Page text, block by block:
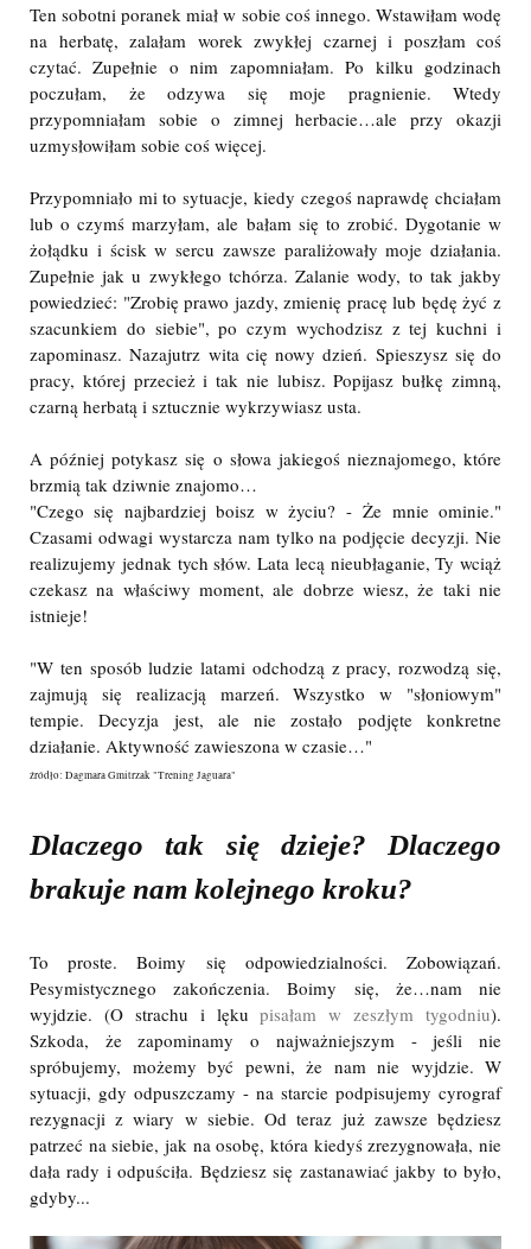
Ten sobotni poranek miał w sobie coś innego. Wstawiłam wodę
na herbatę, zalałam worek zwykłej czarnej i poszłam coś
czytać. Zupełnie o nim zapomniałam. Po kilku godzinach
poczułam, że odzywa się moje pragnienie. Wtedy
przypomniałam sobie o zimnej herbacie…ale przy okazji
uzmysłowiłam sobie coś więcej.
Przypomniało mi to sytuacje, kiedy czegoś naprawdę chciałam
lub o czymś marzyłam, ale bałam się to zrobić. Dygotanie w
żołądku i ścisk w sercu zawsze paraliżowały moje działania.
Zupełnie jak u zwykłego tchórza. Zalanie wody, to tak jakby
powiedzieć: "Zrobię prawo jazdy, zmienię pracę lub będę żyć z
szacunkiem do siebie", po czym wychodzisz z tej kuchni i
zapominasz. Nazajutrz wita cię nowy dzień. Spieszysz się do
pracy, której przecież i tak nie lubisz. Popijasz bułkę zimną,
czarną herbatą i sztucznie wykrzywiasz usta.
A później potykasz się o słowa jakiegoś nieznajomego, które
brzmią tak dziwnie znajomo…
"Czego się najbardziej boisz w życiu? - Że mnie ominie."
Czasami odwagi wystarcza nam tylko na podjęcie decyzji. Nie
realizujemy jednak tych słów. Lata lecą nieubłaganie, Ty wciąż
czekasz na właściwy moment, ale dobrze wiesz, że taki nie
istnieje!
"W ten sposób ludzie latami odchodzą z pracy, rozwodzą się,
zajmują się realizacją marzeń. Wszystko w "słoniowym"
tempie. Decyzja jest, ale nie zostało podjęte konkretne
działanie. Aktywność zawieszona w czasie…"
źródło: Dagmara Gmitrzak "Trening Jaguara"
Dlaczego tak się dzieje? Dlaczego
brakuje nam kolejnego kroku?
To proste. Boimy się odpowiedzialności. Zobowiązań.
Pesymistycznego zakończenia. Boimy się, że…nam nie
wyjdzie. (O strachu i lękupisałam w zeszłym tygodniu).
Szkoda, że zapominamy o najważniejszym - jeśli nie
spróbujemy, możemy być pewni, że nam nie wyjdzie. W
sytuacji, gdy odpuszczamy - na starcie podpisujemy cyrograf
rezygnacji z wiary w siebie. Od teraz już zawsze będziesz
patrzeć na siebie, jak na osobę, która kiedyś zrezygnowała, nie
dała rady i odpuściła. Będziesz się zastanawiać jakby to było,
gdyby...